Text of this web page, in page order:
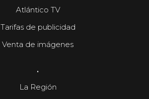
Atlántico TV
Tarifas de publicidad
Venta de imágenes
.
La Región